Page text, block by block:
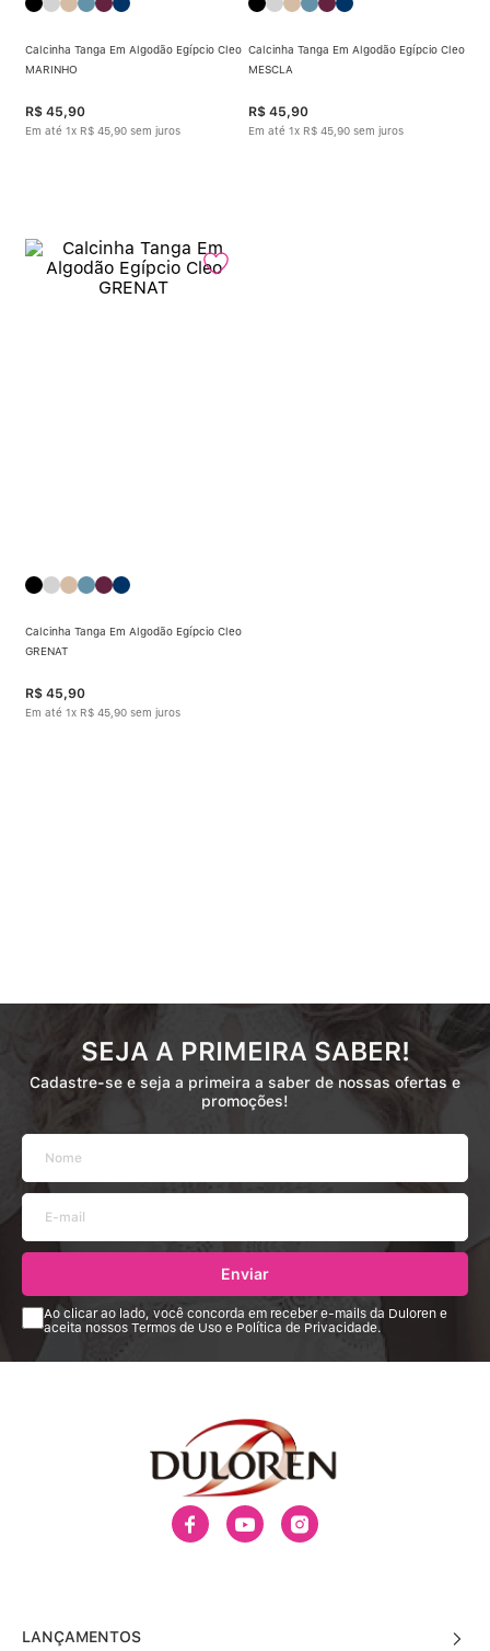
Calcinha Tanga Em Algodão Egípcio Cleo
MARINHO
R$ 45,90
Em até 1x R$ 45 90 sem juros
Calcinha Tanga Em Algodão Egípcio Cleo
MESCLA
R$ 45,90
Em até 1x R$ 45 90 sem juros
Calcinha Tanga Em Algodão Egípcio Cleo
GRENAT
R$ 45,90
Em até 1x R$ 45 90 sem juros
SEJA A PRIMEIRA SABER!
Cadastre-se e seja a primeira a saber de nossas ofertas e
promoções!
Enviar
Ao clicar ao lado, você concorda em receber e-mails da Duloren e
aceita nossos Termos de Uso e Política de Privacidade.
LANÇAMENTOS